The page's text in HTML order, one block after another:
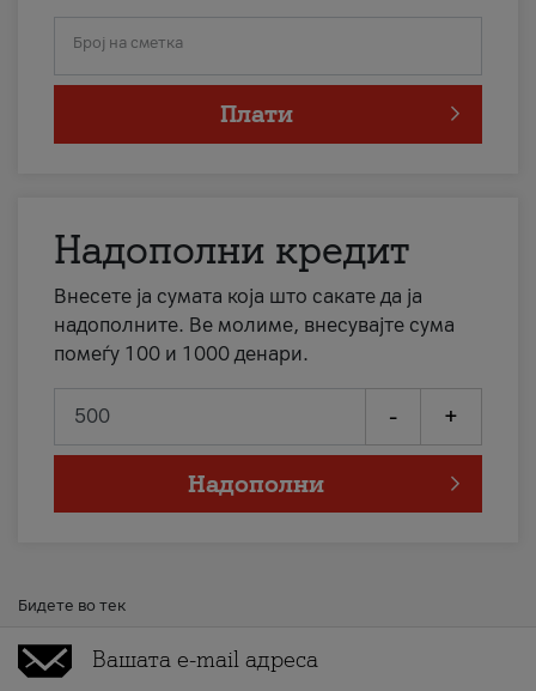
Број на сметка
Плати
Надополни кредит
Внесете ја сумата која што сакате да ја
надополните. Ве молиме, внесувајте сума
помеѓу 100 и 1000 денари.
- +
Надополни
Бидете во тек